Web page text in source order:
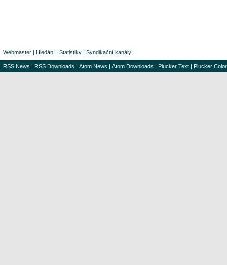
Webmaster | Hledání | Statistiky | Syndikační kanály
RSS News | RSS Downloads | Atom News | Atom Downloads | Plucker Text | Plucker Color